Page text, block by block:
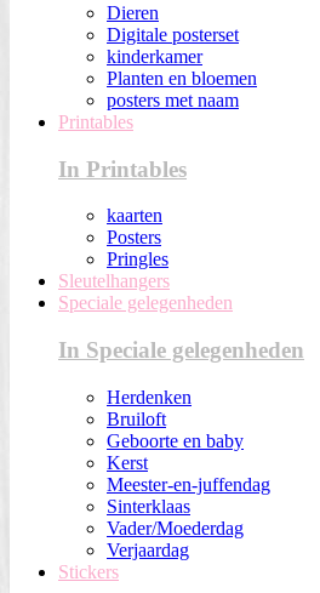
Dieren
Digitale posterset
kinderkamer
Planten en bloemen
posters met naam
Printables
In Printables
kaarten
Posters
Pringles
Sleutelhangers
Speciale gelegenheden
In Speciale gelegenheden
Herdenken
Bruiloft
Geboorte en baby
Kerst
Meester-en-juffendag
Sinterklaas
Vader/Moederdag
Verjaardag
Stickers